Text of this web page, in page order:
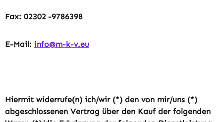
Fax: 02302 -9786398
E-Mail: info@m-k-v.eu
Hiermit widerrufe(n) ich/wir (*) den von mir/uns (*)
abgeschlossenen Vertrag über den Kauf der folgenden